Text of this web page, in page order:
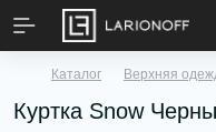
Каталог Верхняя
Куртка Snow